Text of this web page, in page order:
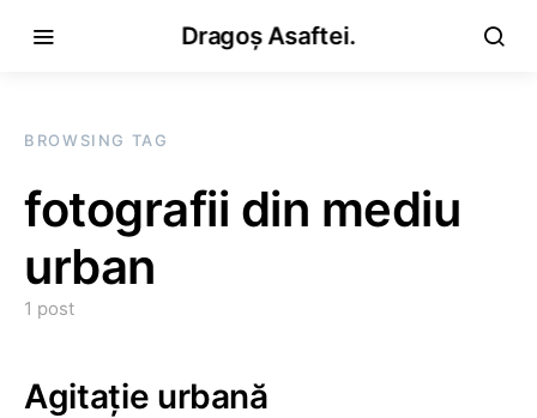
Dragoș Asaftei.
BROWSING TAG
fotografii din mediu
urban
1 post
Agitație urbană